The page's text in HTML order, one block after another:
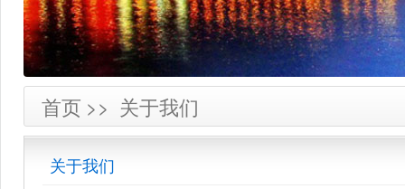
首页 >> 关于我们
关于我们